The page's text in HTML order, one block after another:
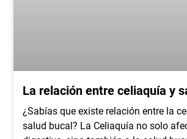
La relación entre celiaquía y
¿Sabías que existe relación entre la
salud bucal? La Celiaquía no solo